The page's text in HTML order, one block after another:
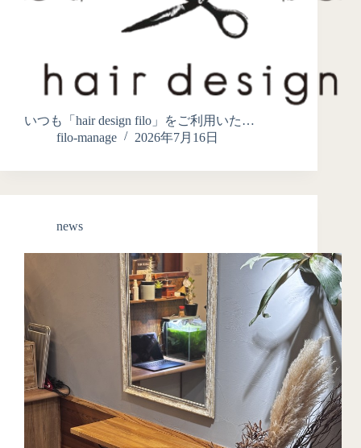
いつも「hair design filo」をご利用いた…
filo-manage
2026年7月16日
news